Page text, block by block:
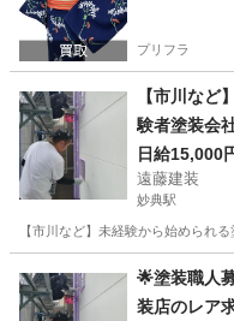
プリフラ
【市川など
験者塗装会
🙇閲覧あり
門店の遠藤
日給15,000
遠藤建装
妙典駅
【市川など】未経験から始められ
妙典駅
🌟塗装職人